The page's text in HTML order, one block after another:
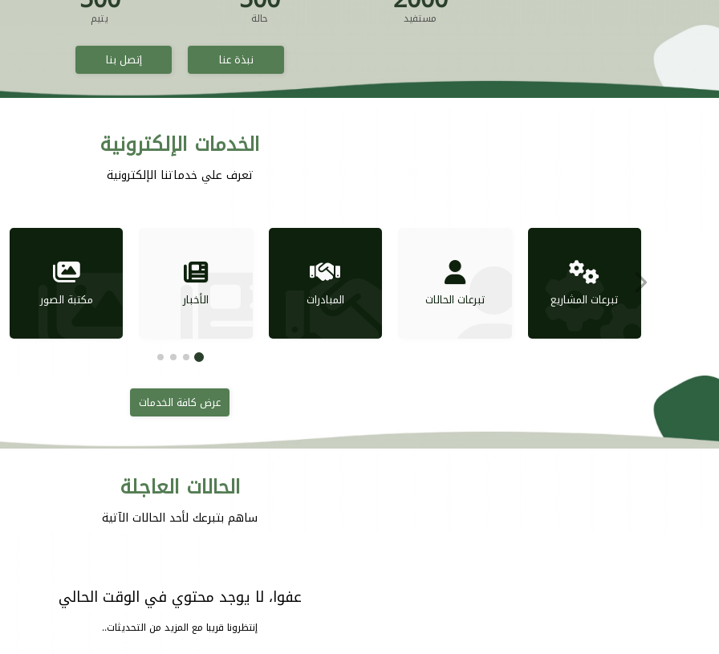
مستفيد حالة يتيم
نبذة عنا إتصل بنا
الخدمات الإلكترونية
تعرف علي خدماتنا الإلكترونية
تبرعات المشاريع تبرعات الحالات المبادرات الأخبار مكتبة الصور
عرض كافة الخدمات
الحالات العاجلة
ساهم بتبرعك لأحد الحالات الآتية
عفوا، لا يوجد محتوي في الوقت الحالي
إنتظرونا قريبا مع المزيد من التحديثات..